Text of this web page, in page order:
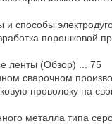
способы
порошковой
ленты (Обзор) ... 75
сварочном
проволоку на
металла типа